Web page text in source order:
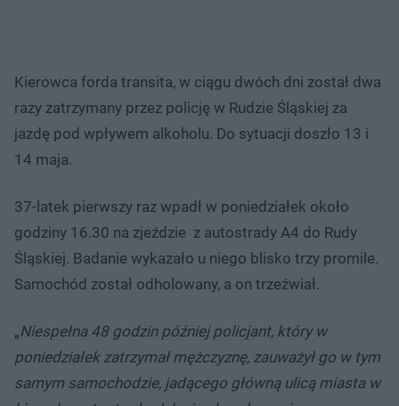
Kierowca forda transita, w ciągu dwóch dni został dwa
razy zatrzymany przez policję w Rudzie Śląskiej za
jazdę pod wpływem alkoholu. Do sytuacji doszło 13 i
14 maja.
37-latek pierwszy raz wpadł w poniedziałek około
godziny 16.30 na zjeździe z autostrady A4 do Rudy
Śląskiej. Badanie wykazało u niego blisko trzy promile.
Samochód został odholowany, a on trzeźwiał.
„Niespełna 48 godzin później policjant, który w
poniedziałek zatrzymał mężczyznę, zauważył go w tym
samym samochodzie, jadącego główną ulicą miasta w